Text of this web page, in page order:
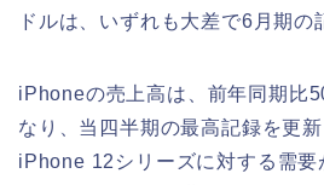
ドルは、いずれも大差で6月期の
iPhoneの売上高は、前年同期比
なり、当四半期の最高記録を更
iPhone 12シリーズに対する需要